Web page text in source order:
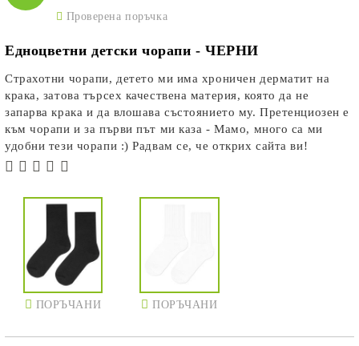
Проверена поръчка
Едноцветни детски чорапи - ЧЕРНИ
Страхотни чорапи, детето ми има хроничен дерматит на
крака, затова търсех качествена материя, която да не
запарва крака и да влошава състоянието му. Претенциозен е
към чорапи и за първи път ми каза - Мамо, много са ми
удобни тези чорапи :) Радвам се, че открих сайта ви!
ПОРЪЧАНИ ПОРЪЧАНИ